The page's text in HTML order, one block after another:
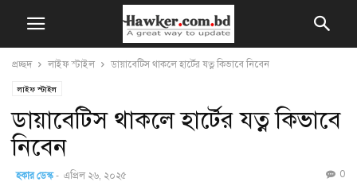
প্রচ্ছদ লাইফ স্টাইল ডায়াবেটিস থাকলে হার্টের যত্ন কিভাবে নিবেন
লাইফ স্টাইল
ডায়াবেটিস থাকলে হার্টের যত্ন কিভাবে
নিবেন
হকার ডেস্ক - এপ্রিল ২৬, ২০২৫ 0